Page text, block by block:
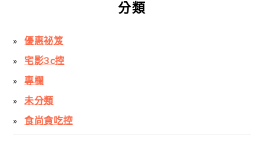
分類
優惠祕笈
宅影3c控
專欄
未分類
食尚貪吃控